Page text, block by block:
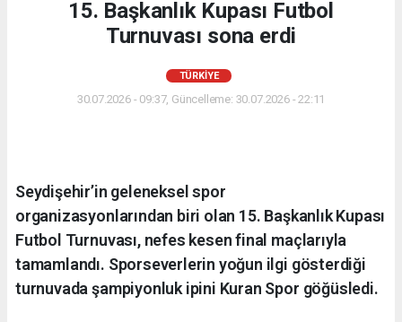
15. Başkanlık Kupası Futbol
Turnuvası sona erdi
TÜRKIYE
30.07.2026 - 09:37, Güncelleme: 30.07.2026 - 22:11
Seydişehir’in geleneksel spor
organizasyonlarından biri olan 15. Başkanlık Kupası
Futbol Turnuvası, nefes kesen final maçlarıyla
tamamlandı. Sporseverlerin yoğun ilgi gösterdiği
turnuvada şampiyonluk ipini Kuran Spor göğüsledi.